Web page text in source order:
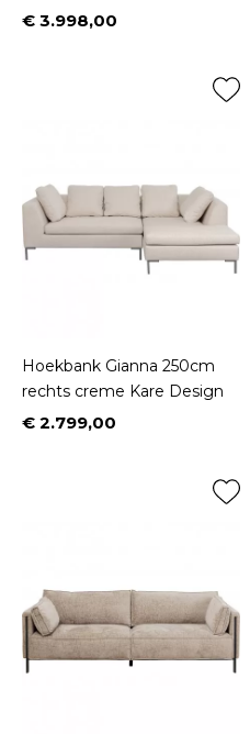
Prijs
€ 3.998,00
Hoekbank Gianna 250cm
rechts creme Kare Design
Prijs
€ 2.799,00